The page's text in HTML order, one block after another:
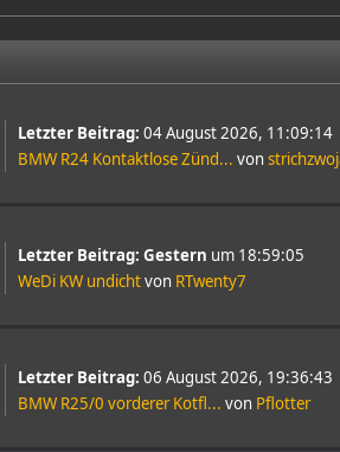
Letzter Beitrag: 04 August 2026, 11:09:14
BMW R24 Kontaktlose Zünd... von
Letzter Beitrag: Gestern um 18:59:05
WeDi KW undichtvon RTwenty7
Letzter Beitrag: 06 August 2026, 19:36:43
BMW R25/0 vorderer Kotfl... von Pflotter